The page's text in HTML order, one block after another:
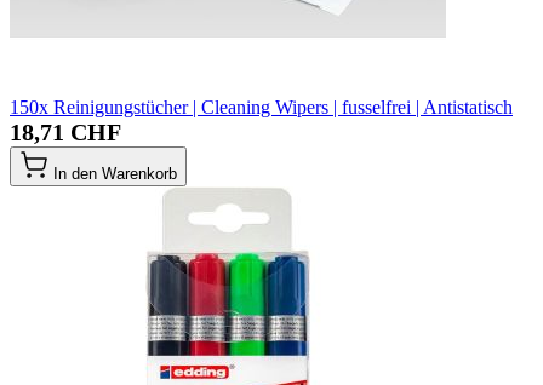
150x Reinigungstücher | Cleaning Wipers | fusselfrei | Antistatisch
18,71 CHF
In den Warenkorb